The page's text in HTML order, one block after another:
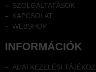
SZOLGÁLTATÁSOK
KAPCSOLAT
WEBSHOP
INFORMÁCIÓK
ADATKEZELÉSI